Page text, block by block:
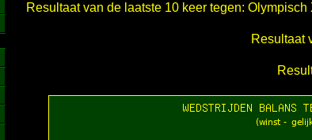
Resultaat van de laatste 10 keer tegen: Olympisch
Resultaat